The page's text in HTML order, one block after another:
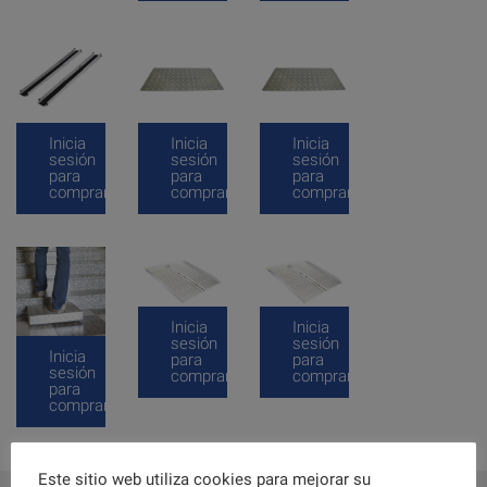
Inicia
sesión
para
comprar
Inicia
sesión
para
comprar
Inicia
sesión
para
comprar
Inicia
sesión
para
comprar
Inicia
sesión
para
comprar
Inicia
sesión
para
comprar
Este sitio web utiliza cookies para mejorar su